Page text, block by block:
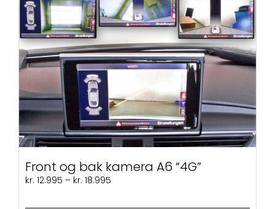
Front og bak kamera A6 “4G”
kr. 12.995 – kr. 18.995